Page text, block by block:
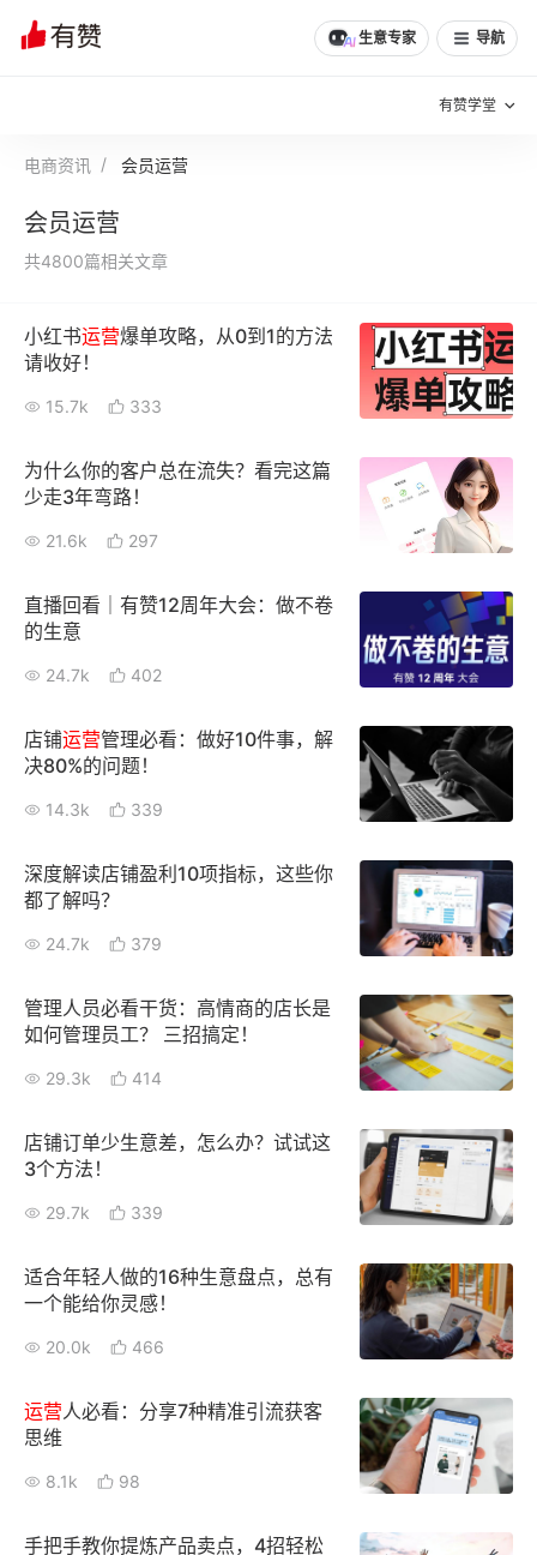
生意专家 导航
有赞学堂
私域日历
有赞成功案例 新零售最佳实践
面对面聊增长
有赞春季发布会 实干家直播间
新零售大会
AllValue 战略合作
增长产品指南
智库 产品场景库
品牌消费观
新零售资讯
培训课程
私域课程
增长俱乐部
增长俱乐部
合作共进
入驻有赞
认证服务商 设计服务商
电商资讯 会员运营
会员运营
共4800篇相关文章
小红书运营爆单攻略，从0到1的方法
请收好！
15.7k 333
为什么你的客户总在流失？看完这篇
少走3年弯路！
21.6k 297
直播回看｜有赞12周年大会：做不卷
的生意
24.7k 402
店铺运营管理必看：做好10件事，解
决80%的问题！
14.3k 339
深度解读店铺盈利10项指标，这些你
都了解吗？
24.7k 379
管理人员必看干货：高情商的店长是
如何管理员工？ 三招搞定！
29.3k 414
店铺订单少生意差，怎么办？试试这
3个方法！
29.7k 339
适合年轻人做的16种生意盘点，总有
一个能给你灵感！
20.0k 466
运营人必看：分享7种精准引流获客
思维
8.1k 98
手把手教你提炼产品卖点，4招轻松